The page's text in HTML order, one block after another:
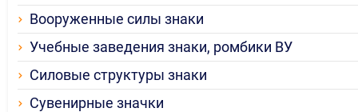
Вооруженные силы знаки
Учебные заведения знаки, ромбики ВУ
Силовые структуры знаки
Сувенирные значки